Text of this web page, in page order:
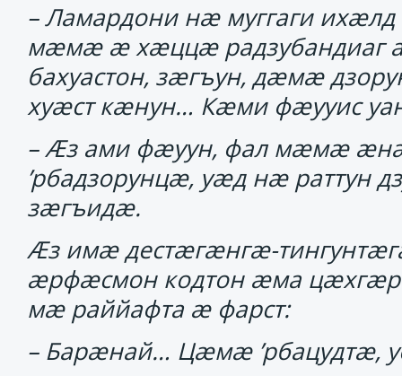
– Ламардони нӕ муггаги
мӕмӕ ӕ хӕццӕ радзубандиаг
бахуастон, зӕгъун, дӕмӕ
хуӕст кӕнун… Кӕми фӕууис
– Ӕз ами фӕуун, фал мӕмӕ
’рбадзорунцӕ, уӕд нӕ раттун
зӕгъидӕ.
Ӕз имӕ дестӕгӕнгӕ-
ӕрфӕсмон кодтон ӕма
мӕ раййафта ӕ фарст:
– Барӕнай… Цӕмӕ ’рбацудтӕ,